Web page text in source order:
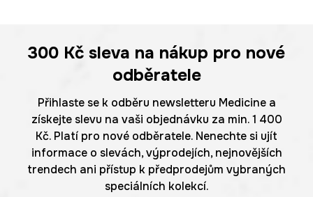
300 Kč sleva na nákup pro nové
odběratele
Přihlaste se k odběru newsletteru Medicine a
získejte slevu na vaši objednávku za min. 1 400
Kč. Platí pro nové odběratele. Nenechte si ujít
informace o slevách, výprodejích, nejnovějších
trendech ani přístup k předprodejům vybraných
speciálních kolekcí.